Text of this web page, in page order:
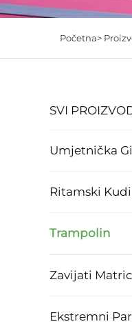
Početna>
SVI
Umjetnička
Ritamski
Trampolin
Zavijati
Ekstremni